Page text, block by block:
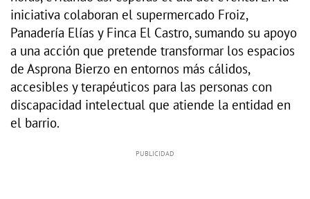
iniciativa colaboran el supermercado Froiz,
Panadería Elías y Finca El Castro, sumando su apoyo
a una acción que pretende transformar los espacios
de Asprona Bierzo en entornos más cálidos,
accesibles y terapéuticos para las personas con
discapacidad intelectual que atiende la entidad en
el barrio.